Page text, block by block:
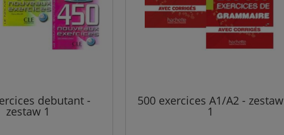
debutant -
zestaw 1
500 exercices A1/A2 - zestaw
1